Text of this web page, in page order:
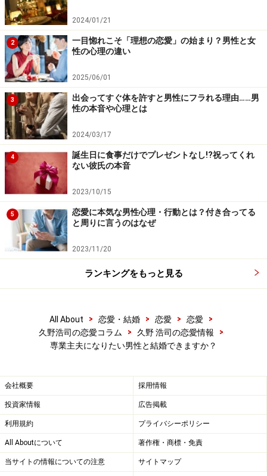
2024/01/21
2
一目惚れこそ「理想の恋愛」の始まり？男性と女
性の心理の違い
2025/06/01
3
出会ってすぐ体を許すと男性にフラれる理由……男
性の本音や心理とは
2024/03/17
4
誕生日に食事だけでプレゼントなし!?祝ってくれ
ない彼氏の本音
2023/10/15
5
恋愛に本気な男性心理・行動とは？付き合ってる
と周りに言うのはなぜ
2023/11/20
ランキングをもっと見る
All About > 恋愛・結婚 > 恋愛 > 恋愛
>
久野浩司の恋愛コラム
> 久野 浩司の恋愛情報
>
専業主夫になりたい男性と結婚できますか？
会社概要 採用情報
投資家情報 広告掲載
利用規約 プライバシーポリシー
All Aboutについて 著作権・商標・免責
当サイトの情報についての注意 サイトマップ